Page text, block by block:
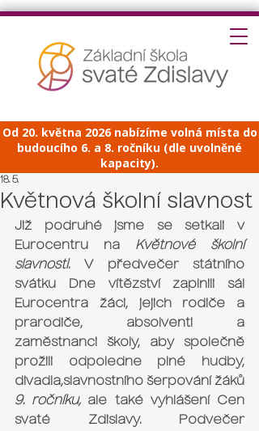
Od 20. května 2026 nabízíme volná místa do
budoucího 6. a 8. ročníku (dle uvolněné
kapacity).
Květnová školní slavnost
18. 5.
Již podruhé jsme se setkali v
Eurocentru na Květnové školní
slavnosti. V předvečer státního
svátku Dne vítězství zaplnili sál
Eurocentra žáci, jejich rodiče a
prarodiče, absolventi a
zaměstnanci školy, aby společně
prožili odpoledne plné hudby,
9. ročníku, ale také vyhlášení Cen
svaté Zdislavy. Podvečer